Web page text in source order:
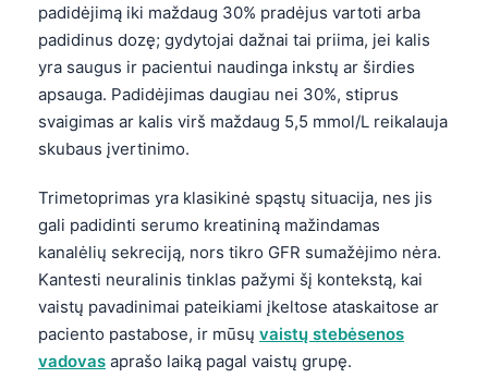
padidėjimą iki maždaug 30% pradėjus vartoti arba
padidinus dozę; gydytojai dažnai tai priima, jei kalis
yra saugus ir pacientui naudinga inkstų ar širdies
apsauga. Padidėjimas daugiau nei 30%, stiprus
svaigimas ar kalis virš maždaug 5,5 mmol/L reikalauja
skubaus įvertinimo.
Trimetoprimas yra klasikinė spąstų situacija, nes jis
gali padidinti serumo kreatininą mažindamas
kanalėlių sekreciją, nors tikro GFR sumažėjimo nėra.
Kantesti neuralinis tinklas pažymi šį kontekstą, kai
vaistų pavadinimai pateikiami įkeltose ataskaitose ar
paciento pastabose, ir mūsų vaistų stebėsenos
vadovas aprašo laiką pagal vaistų grupę.
मराठी
తెలుగు
தமிழ்
ગુજરાતી
ಕನ್ನಡ
Bahasa Melayu
Tiếng Việt
Tagalog
ไทย